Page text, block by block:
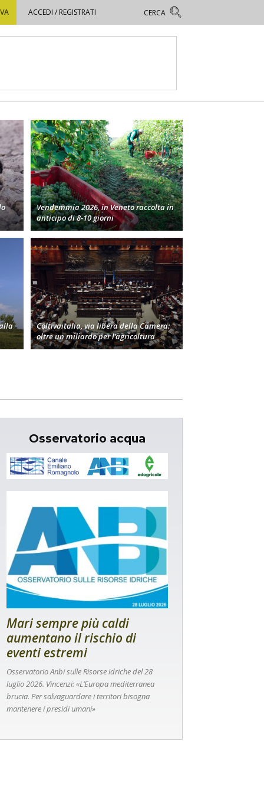
ACCEDI / REGISTRATI
Vendemmia 2026, in Veneto raccolta in
anticipo di 8-10 giorni
Coltivaitalia, via libera della Camera:
oltre un miliardo per l’agricoltura
Osservatorio acqua
Mari sempre più caldi
aumentano il rischio di
eventi estremi
Osservatorio Anbi sulle Risorse idriche del 28
luglio 2026. Vincenzi: «L’Europa mediterranea
brucia. Per salvaguardare i territori bisogna
mantenere i presidi umani»